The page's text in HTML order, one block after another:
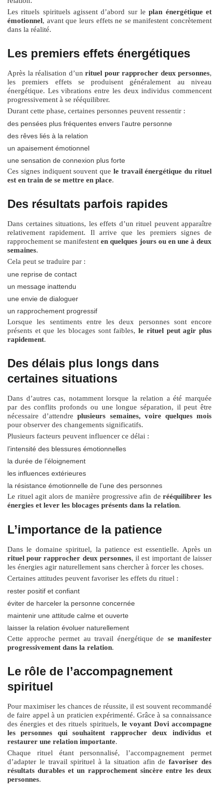
Les rituels spirituels agissent d’abord sur leplan énergétique et
émotionnel, avant que leurs effets ne se manifestent concrètement
dans la réalité.
Les premiers effets énergétiques
Après la réalisation d’un rituel pour rapprocher deux personnes,
les premiers effets se produisent généralement au niveau
énergétique. Les vibrations entre les deux individus commencent
progressivement à se rééquilibrer.
Durant cette phase, certaines personnes peuvent ressentir :
des pensées plus fréquentes envers l’autre personne
des rêves liés à la relation
un apaisement émotionnel
une sensation de connexion plus forte
Ces signes indiquent souvent que le travail énergétique du rituel
est en train de se mettre en place.
Des résultats parfois rapides
Dans certaines situations, les effets d’un rituel peuvent apparaître
relativement rapidement. Il arrive que les premiers signes de
rapprochement se manifestenten quelques jours ou en une à deux
semaines.
Cela peut se traduire par :
une reprise de contact
un message inattendu
une envie de dialoguer
un rapprochement progressif
Lorsque les sentiments entre les deux personnes sont encore
présents et que les blocages sont faibles,le rituel peut agir plus
rapidement.
Des délais plus longs dans
certaines situations
Dans d’autres cas, notamment lorsque la relation a été marquée
par des conflits profonds ou une longue séparation, il peut être
nécessaire d’attendreplusieurs semaines, voire quelques mois
pour observer des changements significatifs.
Plusieurs facteurs peuvent influencer ce délai :
l’intensité des blessures émotionnelles
la durée de l’éloignement
les influences extérieures
la résistance émotionnelle de l’une des personnes
Le rituel agit alors de manière progressive afin derééquilibrer les
énergies et lever les blocages présents dans la relation.
L’importance de la patience
Dans le domaine spirituel, la patience est essentielle. Après un
rituel pour rapprocher deux personnes, il est important de laisser
les énergies agir naturellement sans chercher à forcer les choses.
Certaines attitudes peuvent favoriser les effets du rituel :
rester positif et confiant
éviter de harceler la personne concernée
maintenir une attitude calme et ouverte
laisser la relation évoluer naturellement
Cette approche permet au travail énergétique de se manifester
progressivement dans la relation.
Le rôle de l’accompagnement
spirituel
Pour maximiser les chances de réussite, il est souvent recommandé
de faire appel à un praticien expérimenté. Grâce à sa connaissance
des énergies et des rituels spirituels, le voyant Dovi accompagne
les personnes qui souhaitent rapprocher deux individus et
restaurer une relation importante.
Chaque rituel étant personnalisé, l’accompagnement permet
d’adapter le travail spirituel à la situation afin defavoriser des
résultats durables et un rapprochement sincère entre les deux
personnes.